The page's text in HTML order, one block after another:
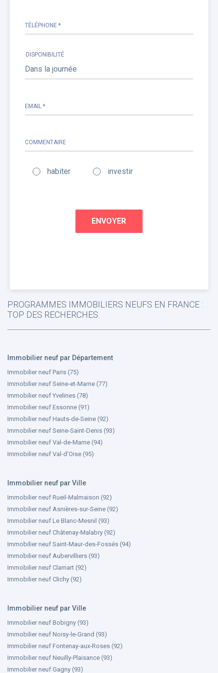
TÉLÉPHONE *
DISPONIBILITÉ
EMAIL *
COMMENTAIRE
habiter investir
PROGRAMMES IMMOBILIERS NEUFS EN FRANCE :
TOP DES RECHERCHES
Immobilier neuf par Département
Immobilier neuf Paris (75)
Immobilier neuf Seine-et-Marne (77)
Immobilier neuf Yvelines (78)
Immobilier neuf Essonne (91)
Immobilier neuf Hauts-de-Seine (92)
Immobilier neuf Seine-Saint-Denis (93)
Immobilier neuf Val-de-Marne (94)
Immobilier neuf Val-d'Oise (95)
Immobilier neuf par Ville
Immobilier neuf Rueil-Malmaison (92)
Immobilier neuf Asnières-sur-Seine (92)
Immobilier neuf Le Blanc-Mesnil (93)
Immobilier neuf Châtenay-Malabry (92)
Immobilier neuf Saint-Maur-des-Fossés (94)
Immobilier neuf Aubervilliers (93)
Immobilier neuf Clamart (92)
Immobilier neuf Clichy (92)
Immobilier neuf par Ville
Immobilier neuf Bobigny (93)
Immobilier neuf Noisy-le-Grand (93)
Immobilier neuf Fontenay-aux-Roses (92)
Immobilier neuf Neuilly-Plaisance (93)
Immobilier neuf Gagny (93)